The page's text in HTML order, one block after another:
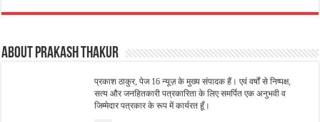
About Prakash Thakur
प्रकाश ठाकुर, पेज 16 न्यूज़ के मुख्य संपादक हैं। एवं वर्षों से निष्पक्ष,
सत्य और जनहितकारी पत्रकारिता के लिए समर्पित एक अनुभवी व
जिम्मेदार पत्रकार के रूप में कार्यरत हूँ।